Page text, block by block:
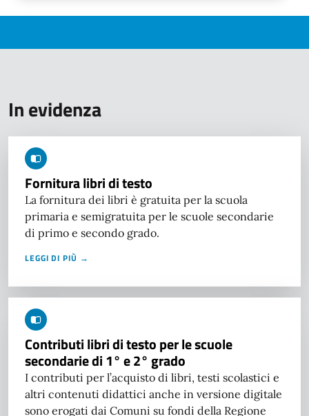
In evidenza
Fornitura libri di testo
La fornitura dei libri è gratuita per la scuola
primaria e semigratuita per le scuole secondarie
di primo e secondo grado.
LEGGI DI PIÙ →
Contributi libri di testo per le scuole
secondarie di 1° e 2° grado
I contributi per l’acquisto di libri, testi scolastici e
altri contenuti didattici anche in versione digitale
sono erogati dai Comuni su fondi della Regione